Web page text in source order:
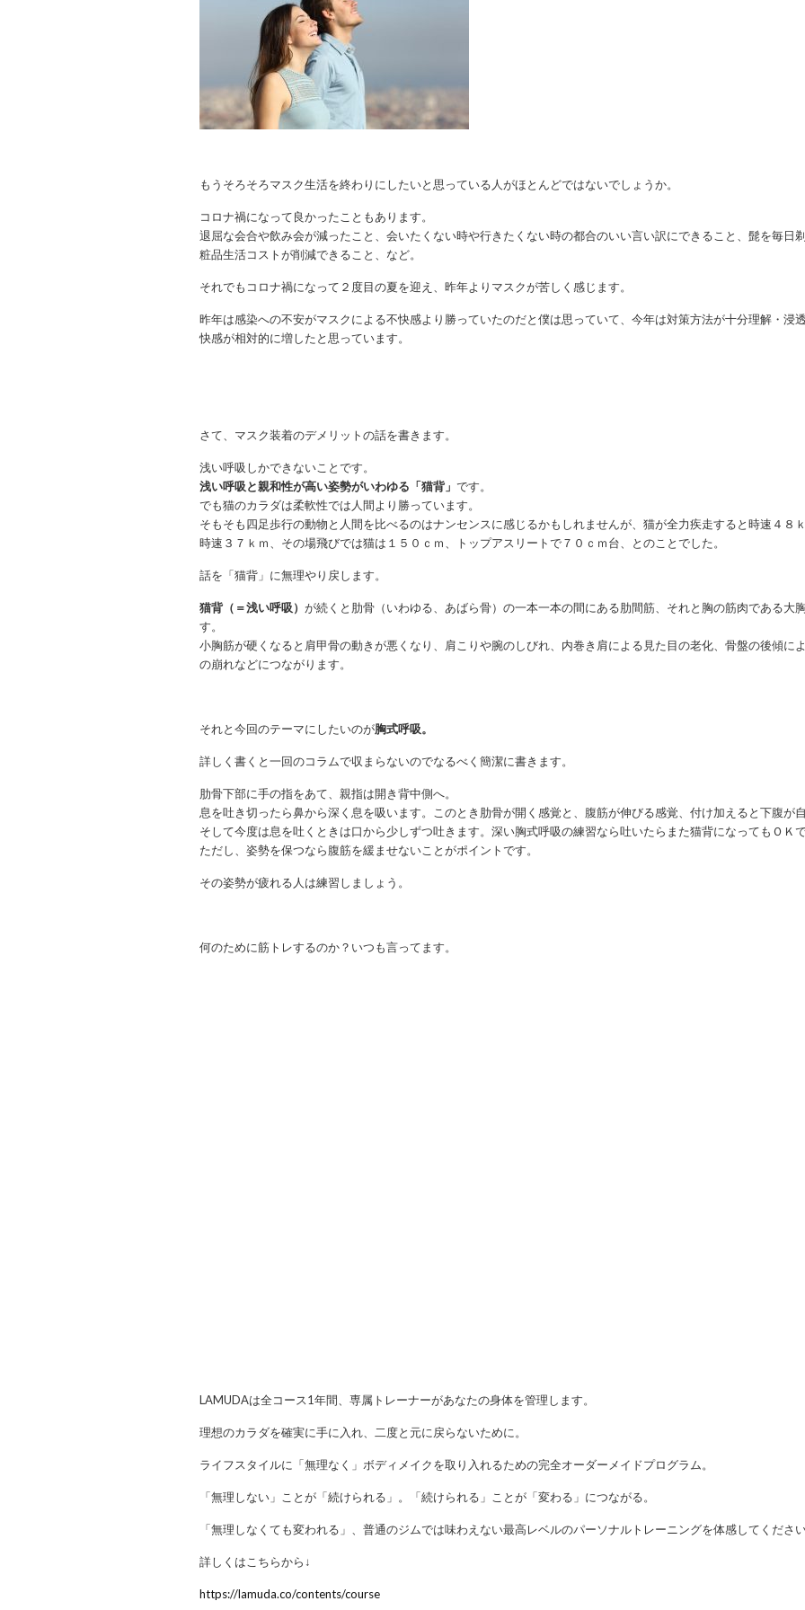
もうそろそろマスク生活を終わりにしたいと思っている人がほとんどではないでしょうか。
コロナ禍になって良かったこともあります。
退屈な会合や飲み会が減ったこと、会いたくない時や行きたくない時の都合のいい言い訳にできること、髭を毎日
粧品生活コストが削減できること、など。
それでもコロナ禍になって２度目の夏を迎え、昨年よりマスクが苦しく感じます。
昨年は感染への不安がマスクによる不快感より勝っていたのだと僕は思っていて、今年は対策方法が十分理解・浸
快感が相対的に増したと思っています。
さて、マスク装着のデメリットの話を書きます。
浅い呼吸しかできないことです。
浅い呼吸と親和性が高い姿勢がいわゆる「猫背」 です。
でも猫のカラダは柔軟性では人間より勝っています。
そもそも四足歩行の動物と人間を比べるのはナンセンスに感じるかもしれませんが、猫が全力疾走すると時速４８
時速３７ｋｍ、その場飛びでは猫は１５０ｃｍ、トップアスリートで７０ｃｍ台、とのことでした。
話を「猫背」に無理やり戻します。
猫背（＝浅い呼吸） が続くと肋骨（いわゆる、あばら骨）の一本一本の間にある肋間筋、それと胸の筋肉である大
す。
小胸筋が硬くなると肩甲骨の動きが悪くなり、肩こりや腕のしびれ、内巻き肩による見た目の老化、骨盤の後傾に
の崩れなどにつながります。
それと今回のテーマにしたいのが胸式呼吸。
詳しく書くと一回のコラムで収まらないのでなるべく簡潔に書きます。
肋骨下部に手の指をあて、親指は開き背中側へ。
息を吐き切ったら鼻から深く息を吸います。このとき肋骨が開く感覚と、腹筋が伸びる感覚、付け加えると下腹が
そして今度は息を吐くときは口から少しずつ吐きます。深い胸式呼吸の練習なら吐いたらまた猫背になってもＯＫで
ただし、姿勢を保つなら腹筋を緩ませないことがポイントです。
その姿勢が疲れる人は練習しましょう。
何のために筋トレするのか？いつも言ってます。
LAMUDAは全コース1年間、専属トレーナーがあなたの身体を管理します。
理想のカラダを確実に手に入れ、二度と元に戻らないために。
ライフスタイルに「無理なく」ボディメイクを取り入れるための完全オーダーメイドプログラム。
「無理しない」ことが「続けられる」。「続けられる」ことが「変わる」につながる。
「無理しなくても変われる」、普通のジムでは味わえない最高レベルのパーソナルトレーニングを体感してください
詳しくはこちらから↓
https://lamuda.co/contents/course